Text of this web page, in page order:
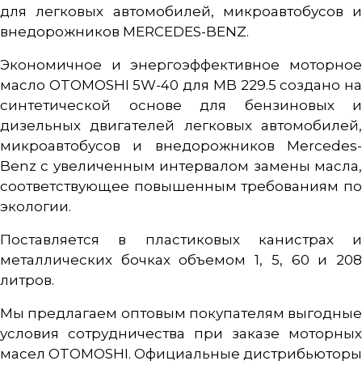
для легковых автомобилей, микроавтобусов и
внедорожников MERCEDES-BENZ.
Экономичное и энергоэффективное моторное
масло OTOMOSHI 5W-40 для MB 229.5 создано на
синтетической основе для бензиновых и
дизельных двигателей легковых автомобилей,
микроавтобусов и внедорожников Mercedes-
Benz с увеличенным интервалом замены масла,
соответствующее повышенным требованиям по
экологии.
Поставляется в пластиковых канистрах и
металлических бочках объемом 1, 5, 60 и 208
литров.
Мы предлагаем оптовым покупателям выгодные
условия сотрудничества при заказе моторных
масел OTOMOSHI. Официальные дистрибьюторы